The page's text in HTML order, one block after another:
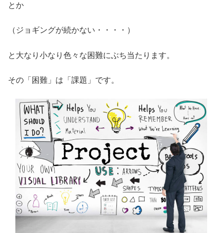
とか
（ジョギングが続かない・・・・）
と大なり小なり色々な困難にぶち当たります。
その「困難」は「課題」です。